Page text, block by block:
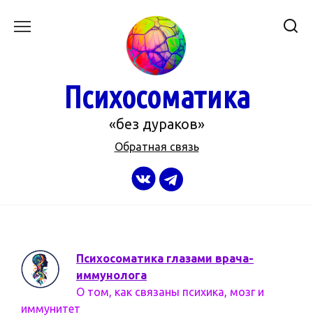
Психосоматика
«без дураков»
Обратная связь
Психосоматика глазами врача-
иммунолога
О том, как связаны психика, мозг и
иммунитет